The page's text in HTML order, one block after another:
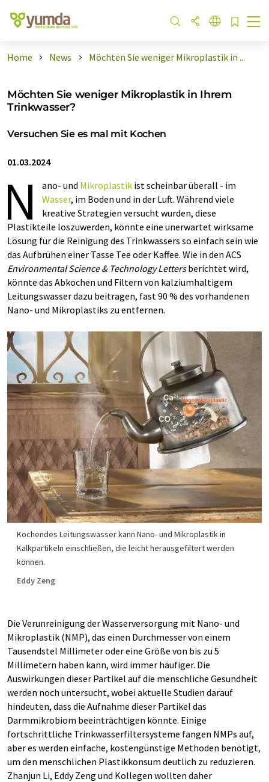
Home News Möchten Sie weniger Mikroplastik in ...
Möchten Sie weniger Mikroplastik in Ihrem
Trinkwasser?
Versuchen Sie es mal mit Kochen
01.03.2024
N ano- und Mikroplastik ist scheinbar überall - im
Wasser, im Boden und in der Luft. Während viele
kreative Strategien versucht wurden, diese
Plastikteile loszuwerden, könnte eine unerwartet wirksame
Lösung für die Reinigung des Trinkwassers so einfach sein wie
das Aufbrühen einer Tasse Tee oder Kaffee. Wie in den ACS
Environmental Science & Technology Lettersberichtet wird,
könnte das Abkochen und Filtern von kalziumhaltigem
Leitungswasser dazu beitragen, fast 90 % des vorhandenen
Nano- und Mikroplastiks zu entfernen.
Kochendes Leitungswasser kann Nano- und Mikroplastik in
Kalkpartikeln einschließen, die leicht herausgefiltert werden
können.
Eddy Zeng
Die Verunreinigung der Wasserversorgung mit Nano- und
Mikroplastik (NMP), das einen Durchmesser von einem
Tausendstel Millimeter oder eine Größe von bis zu 5
Millimetern haben kann, wird immer häufiger. Die
Auswirkungen dieser Partikel auf die menschliche Gesundheit
werden noch untersucht, wobei aktuelle Studien darauf
hindeuten, dass die Aufnahme dieser Partikel das
Darmmikrobiom beeinträchtigen könnte. Einige
fortschrittliche Trinkwasserfiltersysteme fangen NMPs auf,
aber es werden einfache, kostengünstige Methoden benötigt,
um den menschlichen Plastikkonsum deutlich zu reduzieren.
Zhanjun Li, Eddy Zeng und Kollegen wollten daher